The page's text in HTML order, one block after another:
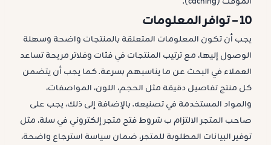
10 – توافر المعلومات
يجب أن تكون المعلومات المتعلقة بالمنتجات واضحة وسهلة
الوصول إليها، مع ترتيب المنتجات في فئات وفلاتر مريحة تساعد
العملاء في البحث عن ما يناسبهم بسرعة. كما يجب أن يتضمن
كل منتج تفاصيل دقيقة مثل الحجم، اللون، المواصفات،
والمواد المستخدمة في تصنيعه. بالإضافة إلى ذلك، يجب على
صاحب المتجر الالتزام ب شروط فتح متجر إلكتروني في سلة، مثل
توفير البيانات المطلوبة للمتجر، ضمان سياسة استرجاع واضحة،